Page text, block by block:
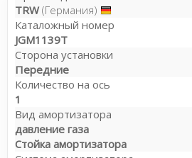
TRW(Германия)
Каталожный номер
JGM1139T
Сторона установки
Передние
Количество на ось
1
Вид амортизатора
давление газа
Стойка амортизатора